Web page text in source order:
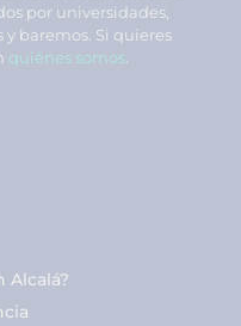
por universidades,
baremos. Si quieres
quiénes somos
Alcalá?